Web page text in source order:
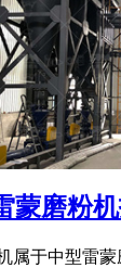
蒙磨粉
属于中型雷